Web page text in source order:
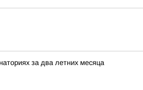
за два летних месяца